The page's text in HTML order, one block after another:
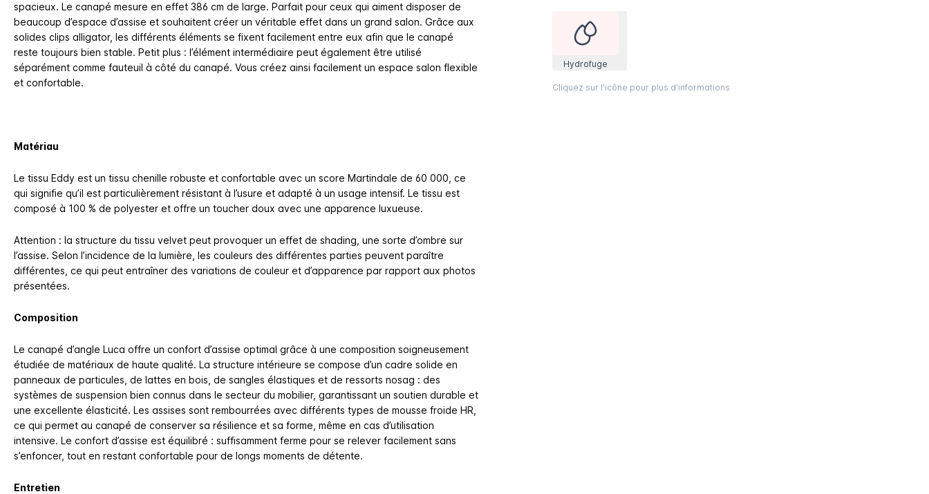
spacieux. Le canapé mesure en effet 386 cm de large. Parfait pour ceux qui aiment disposer de
beaucoup d’espace d’assise et souhaitent créer un véritable effet dans un grand salon. Grâce aux
solides clips alligator, les différents éléments se fixent facilement entre eux afin que le canapé
reste toujours bien stable. Petit plus : l’élément intermédiaire peut également être utilisé
séparément comme fauteuil à côté du canapé. Vous créez ainsi facilement un espace salon flexible
et confortable.
Matériau
Le tissu Eddy est un tissu chenille robuste et confortable avec un score Martindale de 60 000, ce
qui signifie qu’il est particulièrement résistant à l’usure et adapté à un usage intensif. Le tissu est
composé à 100 % de polyester et offre un toucher doux avec une apparence luxueuse.
Attention : la structure du tissu velvet peut provoquer un effet de shading, une sorte d’ombre sur
l’assise. Selon l’incidence de la lumière, les couleurs des différentes parties peuvent paraître
différentes, ce qui peut entraîner des variations de couleur et d’apparence par rapport aux photos
présentées.
Composition
Le canapé d’angle Luca offre un confort d’assise optimal grâce à une composition soigneusement
étudiée de matériaux de haute qualité. La structure intérieure se compose d’un cadre solide en
panneaux de particules, de lattes en bois, de sangles élastiques et de ressorts nosag : des
systèmes de suspension bien connus dans le secteur du mobilier, garantissant un soutien durable et
une excellente élasticité. Les assises sont rembourrées avec différents types de mousse froide HR,
ce qui permet au canapé de conserver sa résilience et sa forme, même en cas d’utilisation
intensive. Le confort d’assise est équilibré : suffisamment ferme pour se relever facilement sans
s’enfoncer, tout en restant confortable pour de longs moments de détente.
Entretien
Hydrofuge
Cliquez sur l'icône pour plus d'informations